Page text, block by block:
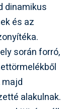
dinamikus
és az
során forró,
alakulnak.